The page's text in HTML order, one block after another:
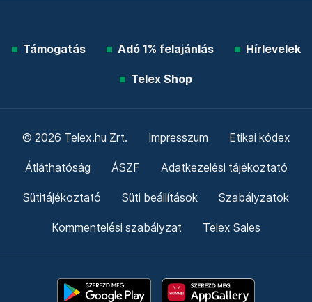
Támogatás Adó 1% felajánlás Hírlevelek
Telex Shop
© 2026 Telex.hu Zrt. Impresszum Etikai kódex
Átláthatóság ÁSZF Adatkezelési tájékoztató
Sütitájékoztató Süti beállítások Szabályzatok
Kommentelési szabályzat Telex Sales